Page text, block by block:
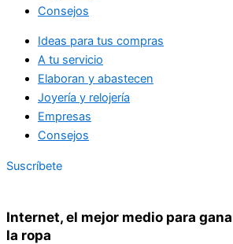
Consejos
Ideas para tus compras
A tu servicio
Elaboran y abastecen
Joyería y relojería
Empresas
Consejos
Suscríbete
Internet, el mejor medio para
la ropa